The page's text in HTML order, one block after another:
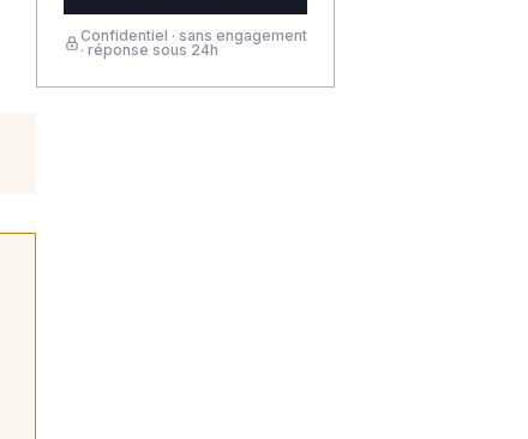
Confidentiel · sans engagement
· réponse sous 24h